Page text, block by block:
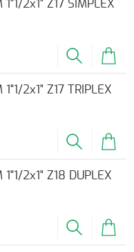
1"1/2x1" Z17 SIMPLEX
1"1/2x1" Z17 TRIPLEX
1"1/2x1" Z18 DUPLEX